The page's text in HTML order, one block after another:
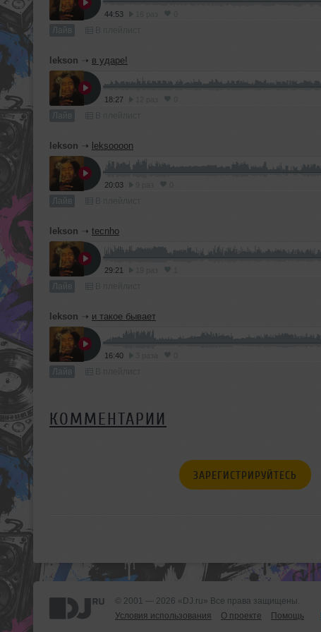
44:53
Лайв
lekson ➝ в ударе!
18:27
Лайв
lekson ➝ leksoooon
20:03
Лайв
lekson ➝ tecnho
29:21
Лайв
lekson ➝ и такое бывает
16:40
Лайв
КОММЕНТАРИИ
ЗАРЕГИСТРИРУЙТЕСЬ
© 2001 — 2026 «DJ.ru» Все права защищены.
Условия использования
О проекте Помощь